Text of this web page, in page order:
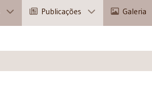
Publicações Galeria